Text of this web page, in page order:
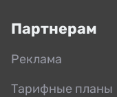
Партнерам
Реклама
Тарифные планы